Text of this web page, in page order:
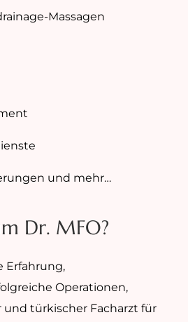
Massagen
und mehr…
Dr. MFO?
Erfahrung,
Operationen,
und türkischer Facharzt für